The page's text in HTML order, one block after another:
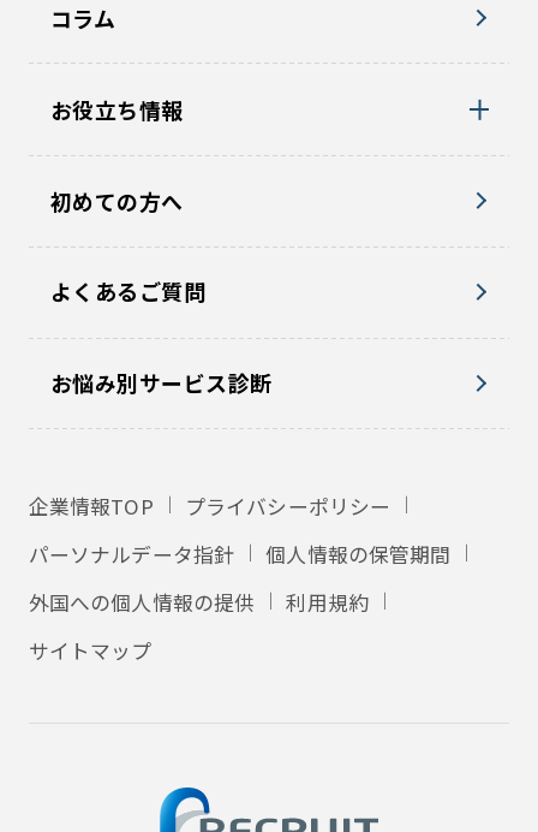
コラム
お役立ち情報
初めての方へ
よくあるご質問
お悩み別サービス診断
企業情報TOP
プライバシーポリシー
パーソナルデータ指針
個人情報の保管期間
外国への個人情報の提供
利用規約
サイトマップ